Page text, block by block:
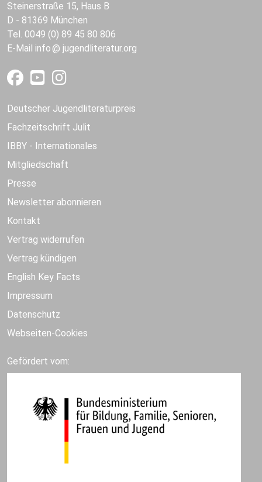
Steinerstraße 15, Haus B
D - 81369 München
Tel. 0049 (0) 89 45 80 806
E-Mail info jugendliteratur.org
Deutscher Jugendliteraturpreis
Fachzeitschrift Julit
IBBY - Internationales
Mitgliedschaft
Presse
Newsletter abonnieren
Kontakt
Vertrag widerrufen
Vertrag kündigen
English Key Facts
Impressum
Datenschutz
Webseiten-Cookies
Gefördert vom: